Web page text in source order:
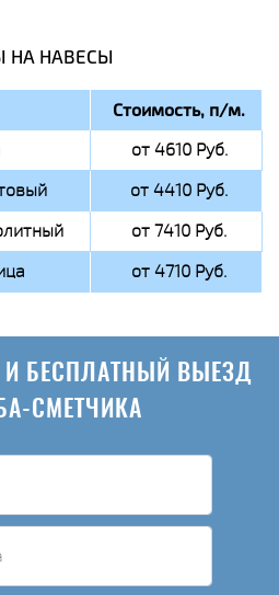
НА НАВЕСЫ
Стоимость, п/м.
от 4610 Руб.
от 4410 Руб.
от 7410 Руб.
от 4710 Руб.
И БЕСПЛАТНЫЙ ВЫЕЗД
СМЕТЧИКА